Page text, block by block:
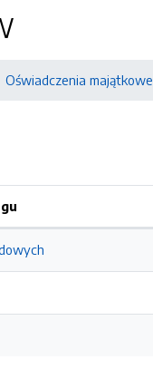
Oświadczenia majątkowe